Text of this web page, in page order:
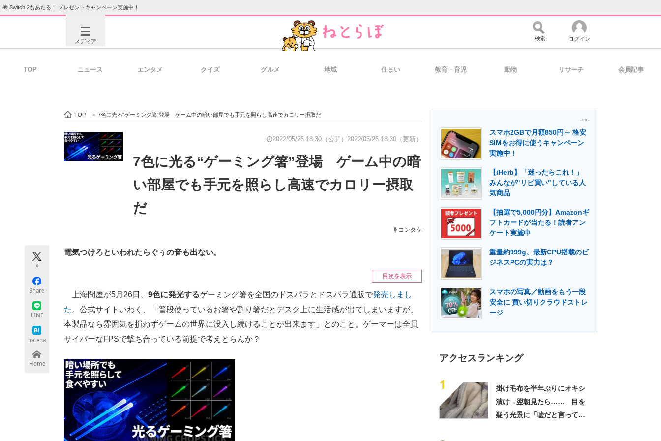
🎁 Switch 2もあたる！ プレゼントキャンペーン実施中！
メディア
ビジネスと働き方のヒント 経営リーダーのコミュニティ マーケ×ITの今がよく分かる
ITエンジニア向け専門サイト 企業向けIT製品の総合サイト IT製品の技術・比較・事例 製造業のIT導入・活用を支援
エネルギーの専門メディア 建設×テクノロジーの最前線
検索 ログイン
TOP ニュース エンタメ クイズ グルメ 地域 住まい 教育・育児 動物 リサーチ 会員記事
TOP > 7色に光る“ゲーミング箸”登場 ゲーム中の暗い部屋でも手元を照らし高速でカロリー摂取だ
2022/05/26 18:30（公開） 2022/05/26 18:30（更新）
7色に光る“ゲーミング箸”登場 ゲーム中の暗
い部屋でも手元を照らし高速でカロリー摂取
だ
コンタケ
X
Share
LINE
hatena
Home
電気つけろといわれたらぐぅの音も出ない。
目次を表示
上海問屋が5月26日、 9色に発光するゲーミング箸を全国のドスパラとドスパラ通販で発売しまし
た 。公式サイトいわく、「普段使っているお箸や割り箸だとデスク上に生活感が出てしまいますが、
本製品なら雰囲気を損ねずゲームの世界に没入し続けることが出来ます」とのこと。ゲーマーは全員
サイバーなFPSで撃ち合っている前提で考えとらんか？
- PR -
スマホ2GBで月額850円～ 格安
SIMをお得に使うキャンペーン
実施中！
【iHerb】「迷ったらこれ！」
みんなが"リピ買い"している人
気商品
【抽選で5,000円分】Amazonギ
フトカードが当たる！読者アン
ケート実施中
重量約999g、最新CPU搭載のビ
ジネスPCの実力は？
スマホの写真／動画をもう一段
安全に 買い切りクラウドストレ
ージ
アクセスランキング
1
掛け毛布を半年ぶりにオキシ
漬け→翌朝見たら…… 目を
疑う光景に「嘘だと言ってく